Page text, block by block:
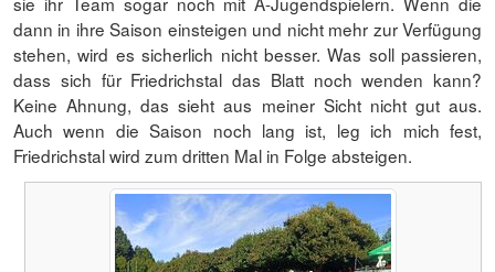
dann in ihre Saison einsteigen und nicht mehr zur Verfügung
stehen, wird es sicherlich nicht besser. Was soll passieren,
dass sich für Friedrichstal das Blatt noch wenden kann?
Keine Ahnung, das sieht aus meiner Sicht nicht gut aus.
Auch wenn die Saison noch lang ist, leg ich mich fest,
Friedrichstal wird zum dritten Mal in Folge absteigen.